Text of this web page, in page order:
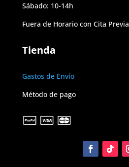
Sábado: 10-14h
Fuera de Horario con Cita Previa
Tienda
Gastos de Envío
Método de pago